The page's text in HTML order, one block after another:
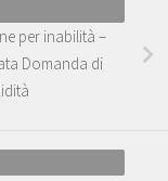
per inabilità –
Domanda di